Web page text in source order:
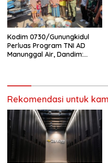
Kodim 0730/Gunungkidul
Perluas Program TNI AD
Manunggal Air, Dandim:
Rekomendasi untuk